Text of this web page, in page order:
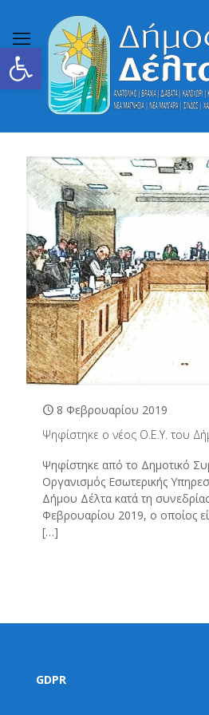
Ανοίξτε τη γραμμή εργαλείων
8 Φεβρουαρίου 2019
Ψηφίστηκε ο νέος Ο.Ε.Υ. του
Ψηφίστηκε από το Δημοτικό
Οργανισμός Εσωτερικής
Δήμου Δέλτα κατά τη
Φεβρουαρίου 2019, ο οποίος
[…]
GDPR